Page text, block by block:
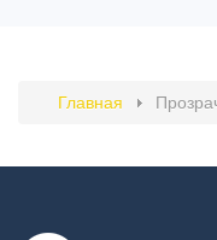
Главная